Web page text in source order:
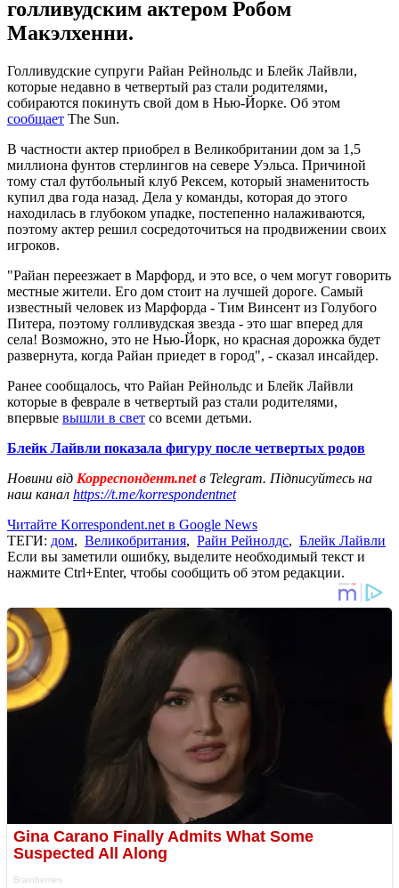
голливудским актером Робом
Макэлхенни.
Голливудские супруги Райан Рейнольдс и Блейк Лайвли,
которые недавно в четвертый раз стали родителями,
собираются покинуть свой дом в Нью-Йорке. Об этом
сообщает The Sun.
В частности актер приобрел в Великобритании дом за 1,5
миллиона фунтов стерлингов на севере Уэльса. Причиной
тому стал футбольный клуб Рексем, который знаменитость
купил два года назад. Дела у команды, которая до этого
находилась в глубоком упадке, постепенно налаживаются,
поэтому актер решил сосредоточиться на продвижении своих
игроков.
"Райан переезжает в Марфорд, и это все, о чем могут говорить
местные жители. Его дом стоит на лучшей дороге. Самый
известный человек из Марфорда - Тим Винсент из Голубого
Питера, поэтому голливудская звезда - это шаг вперед для
села! Возможно, это не Нью-Йорк, но красная дорожка будет
развернута, когда Райан приедет в город", - сказал инсайдер.
Ранее сообщалось, что Райан Рейнольдс и Блейк Лайвли
которые в феврале в четвертый раз стали родителями,
впервые вышли в свет со всеми детьми.
Блейк Лайвли показала фигуру после четвертых родов
Новини від Корреспондент.netв Telegram. Підписуйтесь на
наш канал https://t.me/korrespondentnet
Читайте Korrespondent.net в Google News
ТЕГИ: дом, Великобритания, Райн Рейнолдс, Блейк Лайвли
Если вы заметили ошибку, выделите необходимый текст и
нажмите Ctrl+Enter, чтобы сообщить об этом редакции.